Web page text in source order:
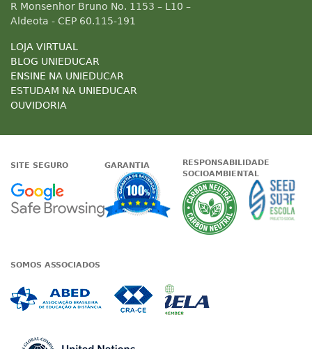
R Monsenhor Bruno No. 1153 – L10 –
Aldeota - CEP 60.115-191
LOJA VIRTUAL
BLOG UNIEDUCAR
ENSINE NA UNIEDUCAR
ESTUDAM NA UNIEDUCAR
OUVIDORIA
SITE SEGURO
Google - Status do site no
GARANTIA
Garantia de
RESPONSABILIDADE
SOCIOAMBIENTAL
A
SOMOS ASSOCIADOS